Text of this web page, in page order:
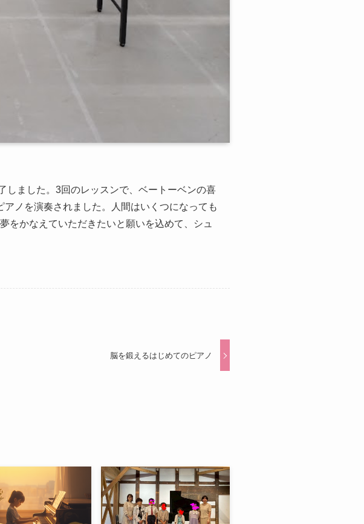
しました。3回のレッスンで、ベートーベンの喜
ノを演奏されました。人間はいくつになっても
をかなえていただきたいと願いを込めて、シュ
脳を鍛えるはじめてのピアノ